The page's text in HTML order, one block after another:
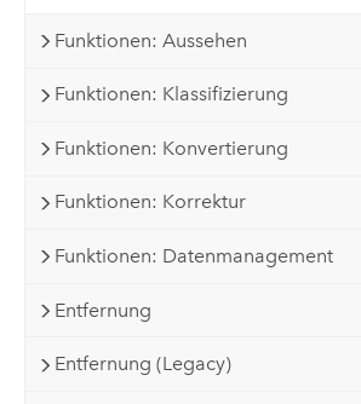
Funktionen: Aussehen
Funktionen: Klassifizierung
Funktionen: Konvertierung
Funktionen: Korrektur
Funktionen: Datenmanagement
Entfernung
Entfernung (Legacy)